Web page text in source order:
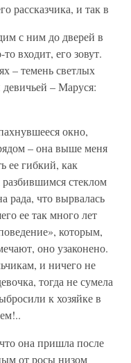
рассказчика, и так в
с ним до дверей в
входит, его зовут.
– темень светлых
девичьей – Маруся:
окно,
– она выше меня
ее гибкий, как
стеклом
рада, что вырвалась
ее так много лет
которым,
оно узаконено.
и ничего не
тогда не сумела
к хозяйке в
она пришла после
от росы низом